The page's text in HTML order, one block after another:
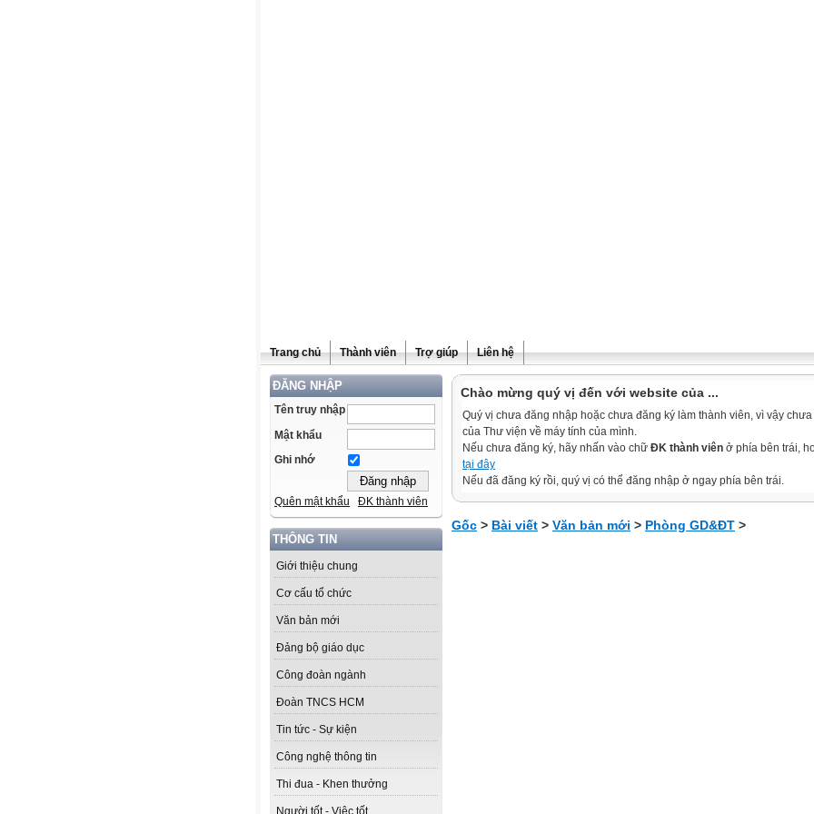
Trang chủ Thành viên Trợ giúp Liên hệ
ĐĂNG NHẬP
Tên truy nhập
Mật khẩu
Ghi nhớ
Quên mật khẩu ĐK thành viên
THÔNG TIN
Giới thiệu chung
Cơ cấu tổ chức
Văn bản mới
Đảng bộ giáo dục
Công đoàn ngành
Đoàn TNCS HCM
Tin tức - Sự kiện
Công nghệ thông tin
Thi đua - Khen thưởng
Người tốt - Việc tốt
Chào mừng quý vị đến với website của ...
Quý vị chưa đăng nhập hoặc chưa đăng ký làm thành viên, vì vậy
của Thư viện về máy tính của mình.
Nếu chưa đăng ký, hãy nhấn vào chữ ĐK thành viên ở phía bên trái,
tại đây
Nếu đã đăng ký rồi, quý vị có thể đăng nhập ở ngay phía bên trái.
Gốc > Bài viết > Văn bản mới > Phòng GD&ĐT >